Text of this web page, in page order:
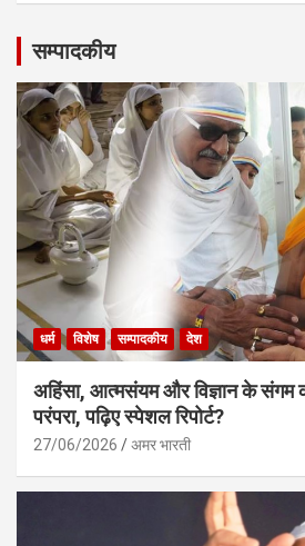
सम्पादकीय
धर्म विशेष सम्पादकीय देश
अहिंसा, आत्मसंयम और विज्ञान के संगम
परंपरा, पढ़िए स्पेशल रिपोर्ट?
27/06/2026 अमर भारती